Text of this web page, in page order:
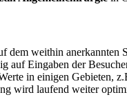
dem weithin
auf Eingaben der
in einigen Gebieten,
wird laufend weiter